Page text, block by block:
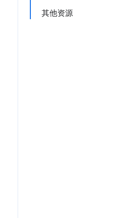
其他资源